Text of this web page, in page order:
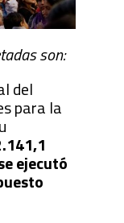
son:
del
para la
ejecutó